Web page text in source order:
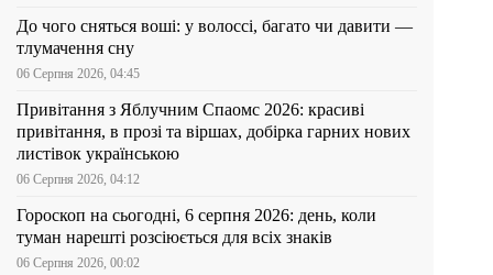
До чого сняться воші: у волоссі, багато чи давити —
тлумачення сну
06 Серпня 2026, 04:45
Привітання з Яблучним Спаомс 2026: красиві
привітання, в прозі та віршах, добірка гарних нових
листівок українською
06 Серпня 2026, 04:12
Гороскоп на сьогодні, 6 серпня 2026: день, коли
туман нарешті розсіюється для всіх знаків
06 Серпня 2026, 00:02